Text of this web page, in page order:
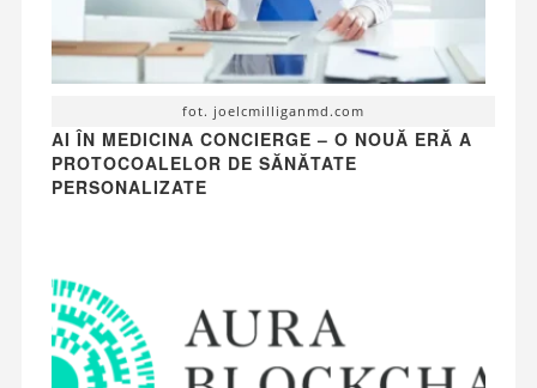
fot. joelcmilliganmd.com
AI ÎN MEDICINA CONCIERGE – O NOUĂ ERĂ A
PROTOCOALELOR DE SĂNĂTATE
PERSONALIZATE